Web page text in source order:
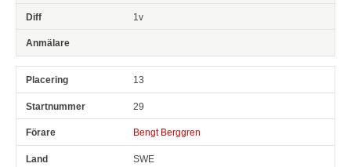
1v
13
29
Bengt Berggren
SWE